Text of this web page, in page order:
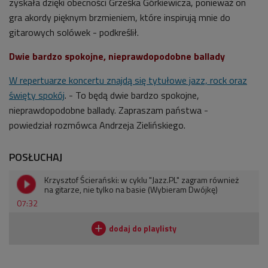
gra akordy pięknym brzmieniem, które inspirują mnie do
gitarowych solówek - podkreślił.
Dwie bardzo spokojne, nieprawdopodobne ballady
W repertuarze koncertu znajdą się tytułowe jazz, rock oraz
święty spokój. - To będą dwie bardzo spokojne,
nieprawdopodobne ballady. Zapraszam państwa -
powiedział rozmówca Andrzeja Zielińskiego.
POSŁUCHAJ
07:32
Krzysztof Ścierański: w cyklu "Jazz.PL" zagram również
na gitarze, nie tylko na basie (Wybieram Dwójkę)